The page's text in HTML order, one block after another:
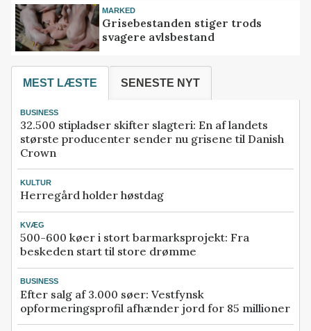
MARKED
Grisebestanden stiger trods
svagere avlsbestand
MEST LÆSTE SENESTE NYT
BUSINESS
32.500 stipladser skifter slagteri: En af landets
største producenter sender nu grisene til Danish
Crown
KULTUR
Herregård holder høstdag
KVÆG
500-600 køer i stort barmarksprojekt: Fra
beskeden start til store drømme
BUSINESS
Efter salg af 3.000 søer: Vestfynsk
opformeringsprofil afhænder jord for 85 millioner